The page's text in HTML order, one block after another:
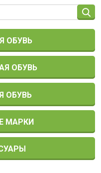
ОБУВЬ
ОБУВЬ
ОБУВЬ
МАРКИ